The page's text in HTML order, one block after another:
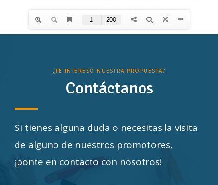
¿TE INTERESÓ NUESTRA PROPUESTA?
Contáctanos
Si tienes alguna duda o necesitas la visita
de alguno de nuestros promotores,
¡ponte en contacto con nosotros!